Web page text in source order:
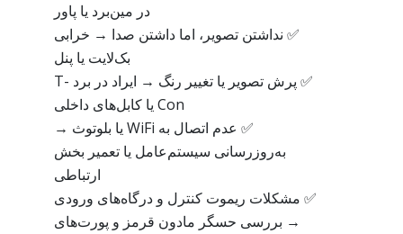
در مین‌برد یا پاور
✅ نداشتن تصویر، اما داشتن صدا → خرابی
بک‌لایت یا پنل
✅ پرش تصویر یا تغییر رنگ → ایراد در برد T-
Con یا کابل‌های داخلی
✅ عدم اتصال به WiFi یا بلوتوث →
به‌روزرسانی سیستم‌عامل یا تعمیر بخش
ارتباطی
✅ مشکلات ریموت کنترل و درگاه‌های ورودی
→ بررسی حسگر مادون قرمز و پورت‌های